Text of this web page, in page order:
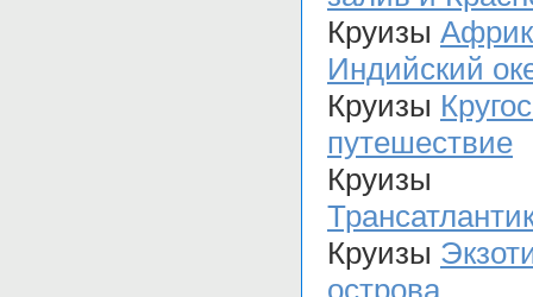
Круизы
Индийский
Круизы
путешествие
Круизы
Круизы